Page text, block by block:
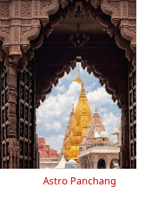
Astro Panchang